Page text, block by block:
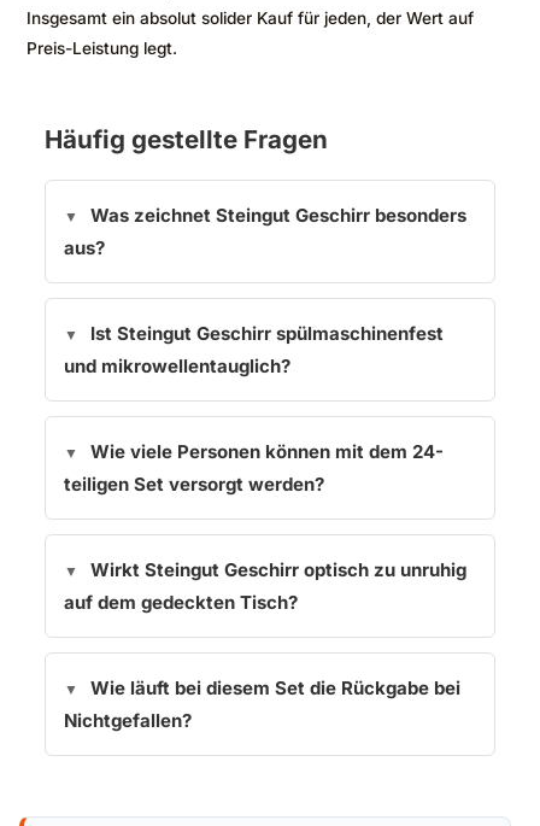
Insgesamt ein absolut solider Kauf für jeden, der Wert auf
Preis-Leistung legt.
Häufig gestellte Fragen
Was zeichnet Steingut Geschirr besonders
aus?
Ist Steingut Geschirr spülmaschinenfest
und mikrowellentauglich?
Wie viele Personen können mit dem 24-
teiligen Set versorgt werden?
Wirkt Steingut Geschirr optisch zu unruhig
auf dem gedeckten Tisch?
Wie läuft bei diesem Set die Rückgabe bei
Nichtgefallen?